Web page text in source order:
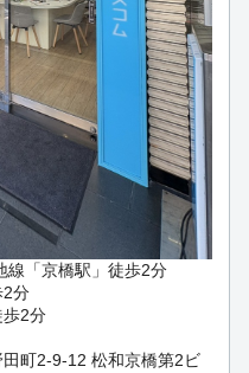
線「京橋駅」徒歩2分
2分
歩2分
町2-9-12 松和京橋第2ビ